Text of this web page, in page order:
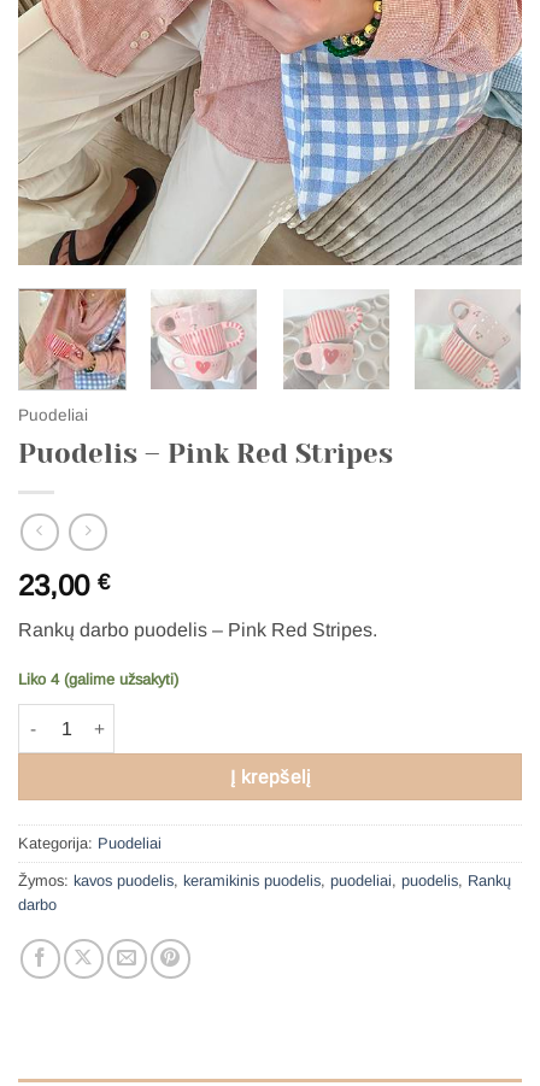
Puodeliai
Puodelis – Pink Red Stripes
23,00 €
Rankų darbo puodelis – Pink Red Stripes.
Liko 4 (galime užsakyti)
Į krepšelį
Kategorija: Puodeliai
Žymos: kavos puodelis, keramikinis puodelis, puodeliai, puodelis, Rankų
darbo